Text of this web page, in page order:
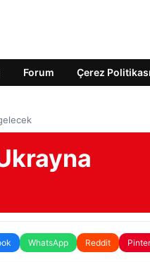
Forum Çerez Politikası
WhatsApp Reddit